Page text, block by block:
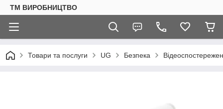
ТМ ВИРОБНИЦТВО
Товари та послуги UG Безпека